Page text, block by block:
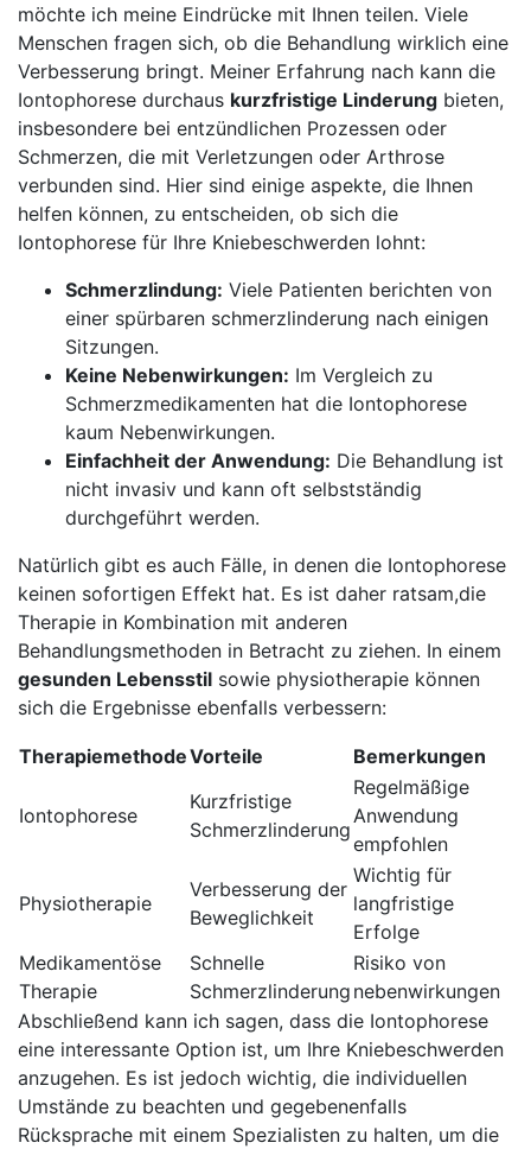
möchte ​ich meine Eindrücke mit ​Ihnen teilen. Viele
⁢Menschen fragen sich, ob die Behandlung wirklich ⁤eine
Verbesserung bringt. Meiner Erfahrung nach kann die
Iontophorese durchaus kurzfristige Linderung bieten,
insbesondere⁤ bei entzündlichen Prozessen oder
Schmerzen, die mit Verletzungen oder ⁢Arthrose
verbunden sind. Hier sind einige aspekte, die Ihnen ​
helfen können, zu entscheiden, ob⁣ sich ‍die
Iontophorese​ für Ihre Kniebeschwerden lohnt:
Schmerzlindung: Viele Patienten berichten von
einer spürbaren‌ schmerzlinderung nach ⁢einigen
Sitzungen.
Keine ​Nebenwirkungen: Im Vergleich ‍zu
‌Schmerzmedikamenten hat die Iontophorese
kaum Nebenwirkungen.
Einfachheit der‍ Anwendung: Die Behandlung ​ist
nicht invasiv und kann oft selbstständig
durchgeführt⁢ werden.
Natürlich gibt es ‌auch ​Fälle, in denen die Iontophorese
‍keinen sofortigen Effekt hat. Es ist daher‍ ratsam,die
Therapie in Kombination mit anderen
Behandlungsmethoden in Betracht zu ziehen. In einem
gesunden Lebensstil ⁣sowie physiotherapie können
sich ⁢die Ergebnisse ebenfalls verbessern:
TherapiemethodeVorteile Bemerkungen
Iontophorese
Kurzfristige⁤
Schmerzlinderung
Regelmäßige
Anwendung
empfohlen
Physiotherapie
Verbesserung der
Beweglichkeit
Wichtig für
langfristige​
Erfolge
Medikamentöse
Therapie
Schnelle
Schmerzlinderung
Risiko ‍von
nebenwirkungen
Abschließend kann​ ich sagen, dass die Iontophorese
eine interessante Option ist, ⁢um Ihre Kniebeschwerden
anzugehen. Es ist jedoch wichtig, die individuellen
Umstände zu beachten und gegebenenfalls
Rücksprache mit einem Spezialisten zu halten, um die